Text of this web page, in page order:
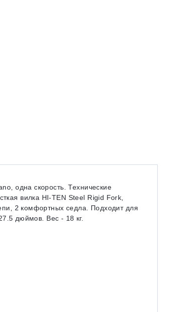
одна скорость. Технические
вилка HI-TEN Steel Rigid Fork,
2 комфортных седла. Подходит для
дюймов. Вес - 18 кг.